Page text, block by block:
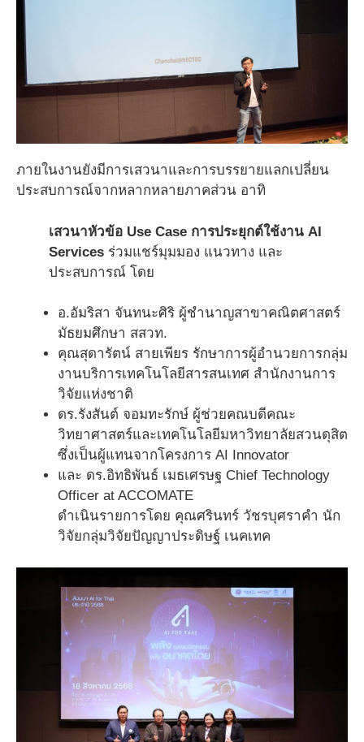
ภายในงานยังมีการเสวนาและการบรรยายแลกเปลี่ยน
ประสบการณ์จากหลากหลายภาคส่วน อาทิ
เสวนาหัวข้อ Use Case การประยุกต์ใช้งาน AI
Services ร่วมแชร์มุมมอง แนวทาง และ
ประสบการณ์ โดย
อ.อัมริสา จันทนะศิริ ผู้ชำนาญสาขาคณิตศาสตร์
มัธยมศึกษา สสวท.
คุณสุดารัตน์ สายเพียร รักษาการผู้อำนวยการกลุ่ม
งานบริการเทคโนโลยีสารสนเทศ สำนักงานการ
วิจัยแห่งชาติ
ดร.รังสันต์ จอมทะรักษ์ ผู้ช่วยคณบดีคณะ
วิทยาศาสตร์และเทคโนโลยีมหาวิทยาลัยสวนดุสิต
ซึ่งเป็นผู้แทนจากโครงการ AI Innovator
และ ดร.อิทธิพันธ์ เมธเศรษฐ Chief Technology
Officer at ACCOMATE
ดำเนินรายการโดย คุณศรินทร์ วัชรบุศราคำ นัก
วิจัยกลุ่มวิจัยปัญญาประดิษฐ์ เนคเทค